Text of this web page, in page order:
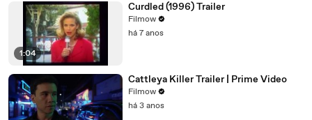
1:04
Curdled (1996) Trailer
Filmow
há 7 anos
Cattleya Killer Trailer | Prime Video
Filmow
há 3 anos